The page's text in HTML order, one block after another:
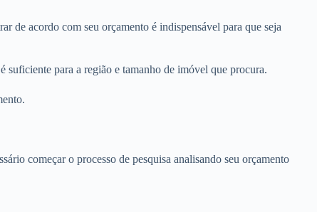
de acordo com seu orçamento é indispensável para que seja
suficiente para a região e tamanho de imóvel que procura.
começar o processo de pesquisa analisando seu orçamento